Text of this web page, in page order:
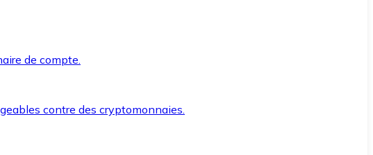
de compte.
contre des cryptomonnaies.